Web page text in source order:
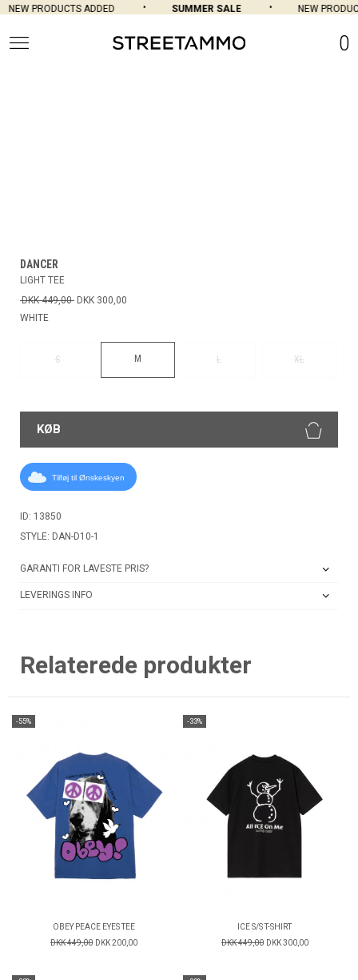
NEW PRODUCTS ADDED SUMMER SALE NEW
0
DANCER
LIGHT TEE
DKK 449,00 DKK 300,00
WHITE
S M L XL
KØB
Tilføj til Ønskeskyen
ID: 13850
STYLE: DAN-D10-1
GARANTI FOR LAVESTE PRIS?
LEVERINGS INFO
Relaterede produkter
-55%
OBEY PEACE EYES TEE
DKK 449,00 DKK 200,00
-33%
ICE S/S T-SHIRT
DKK 449,00 DKK 300,00